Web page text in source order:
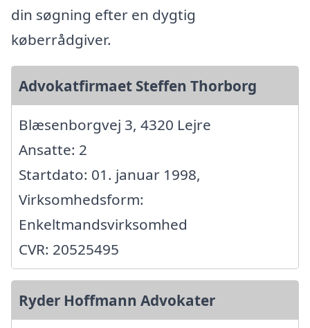
din søgning efter en dygtig
køberrådgiver.
Advokatfirmaet Steffen Thorborg
Blæsenborgvej 3, 4320 Lejre
Ansatte: 2
Startdato: 01. januar 1998,
Virksomhedsform:
Enkeltmandsvirksomhed
CVR: 20525495
Ryder Hoffmann Advokater